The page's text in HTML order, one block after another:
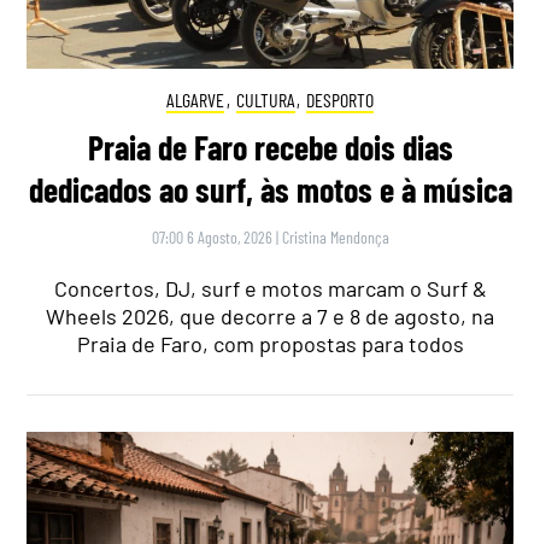
ALGARVE, CULTURA, DESPORTO
Praia de Faro recebe dois dias
dedicados ao surf, às motos e à música
07:00 6 Agosto, 2026 | Cristina Mendonça
Concertos, DJ, surf e motos marcam o Surf &
Wheels 2026, que decorre a 7 e 8 de agosto, na
Praia de Faro, com propostas para todos